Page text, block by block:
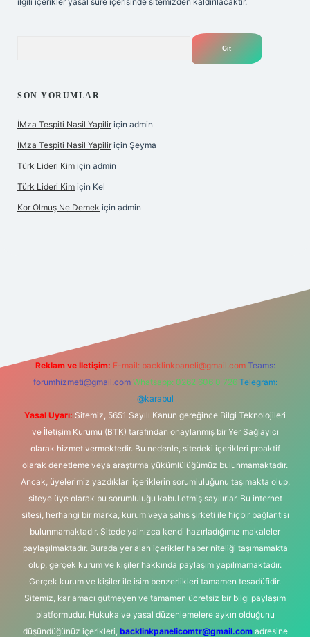
SON YORUMLAR
İMza Tespiti Nasil Yapilir için admin
İMza Tespiti Nasil Yapilir için Şeyma
Türk Lideri Kim için admin
Türk Lideri Kim için Kel
Kor Olmuş Ne Demek için admin
Reklam ve İletişim: E-mail: backlinkpaneli@gmail.com Teams:
forumhizmeti@gmail.com Whatsapp: 0262 606 0 726 Telegram:
@karabul
Yasal Uyarı: Sitemiz, 5651 Sayılı Kanun gereğince Bilgi Teknolojileri
ve İletişim Kurumu (BTK) tarafından onaylanmış bir Yer Sağlayıcı
olarak hizmet vermektedir. Bu nedenle, sitedeki içerikleri proaktif
olarak denetleme veya araştırma yükümlülüğümüz bulunmamaktadır.
Ancak, üyelerimiz yazdıkları içeriklerin sorumluluğunu taşımakta olup,
siteye üye olarak bu sorumluluğu kabul etmiş sayılırlar. Bu internet
sitesi, herhangi bir marka, kurum veya şahıs şirketi ile hiçbir bağlantısı
bulunmamaktadır. Sitede yalnızca kendi hazırladığımız makaleler
paylaşılmaktadır. Burada yer alan içerikler haber niteliği taşımamakta
olup, gerçek kurum ve kişiler hakkında paylaşım yapılmamaktadır.
Gerçek kurum ve kişiler ile isim benzerlikleri tamamen tesadüfidir.
Sitemiz, kar amacı gütmeyen ve tamamen ücretsiz bir bilgi paylaşım
platformudur. Hukuka ve yasal düzenlemelere aykırı olduğunu
düşündüğünüz içerikleri, backlinkpanelicomtr@gmail.comadresine